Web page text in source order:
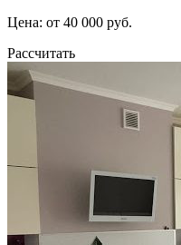
Цена: от 40 000 руб.
Рассчитать